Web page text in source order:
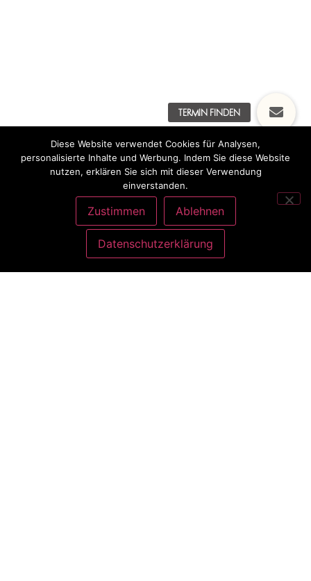
Diese Website verwendet Cookies für Analysen,
personalisierte Inhalte und Werbung. Indem Sie diese Website
nutzen, erklären Sie sich mit dieser Verwendung
einverstanden.
Zustimmen Ablehnen
Datenschutzerklärung